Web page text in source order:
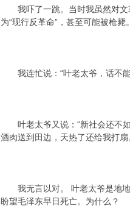
我吓了一跳。当时我虽然对文
为“现行反革命”，甚至可能被枪毙。
我连忙说：“叶老太爷，话不能
叶老太爷又说：“新社会还不如
酒肉送到田边，天热了还给我打
我无言以对。 叶老太爷是地地
盼望毛泽东早日死亡。为什么？